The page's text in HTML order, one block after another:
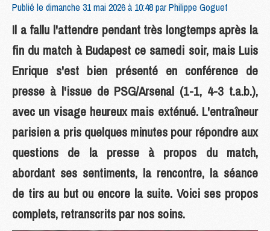
Publié le dimanche 31 mai 2026 à 10:48 parPhilippe Goguet
Il a fallu l'attendre pendant très longtemps après la
fin du match à Budapest ce samedi soir, mais Luis
Enrique s'est bien présenté en conférence de
presse à l'issue de PSG/Arsenal (1-1, 4-3 t.a.b.),
avec un visage heureux mais exténué. L'entraîneur
parisien a pris quelques minutes pour répondre aux
questions de la presse à propos du match,
abordant ses sentiments, la rencontre, la séance
de tirs au but ou encore la suite. Voici ses propos
complets, retranscrits par nos soins.